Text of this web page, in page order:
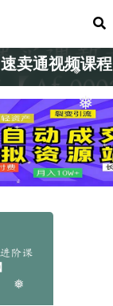
❅
❅
❅
速卖通视频课程